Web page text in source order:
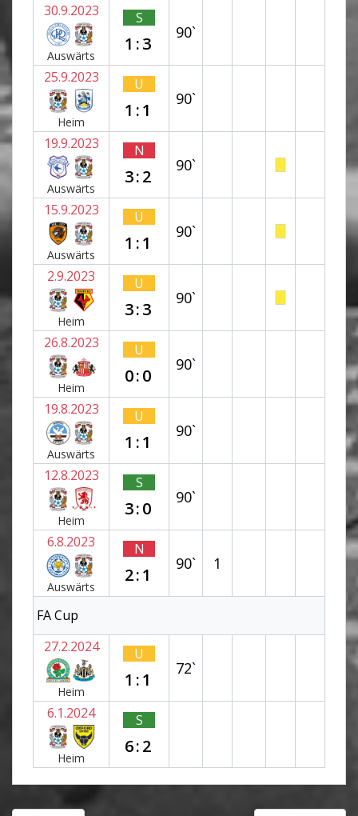
30.9.2023
Auswärts
S
1:3
90`
25.9.2023
Heim
U
1:1
90`
19.9.2023
Auswärts
N
3:2
90`
15.9.2023
Auswärts
U
1:1
90`
2.9.2023
Heim
U
3:3
90`
26.8.2023
Heim
U
0:0
90`
19.8.2023
Auswärts
U
1:1
90`
12.8.2023
Heim
S
3:0
90`
6.8.2023
Auswärts
N
2:1
90` 1
FA Cup
27.2.2024
Heim
U
1:1
72`
6.1.2024
Heim
S
6:2